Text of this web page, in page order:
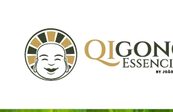
content